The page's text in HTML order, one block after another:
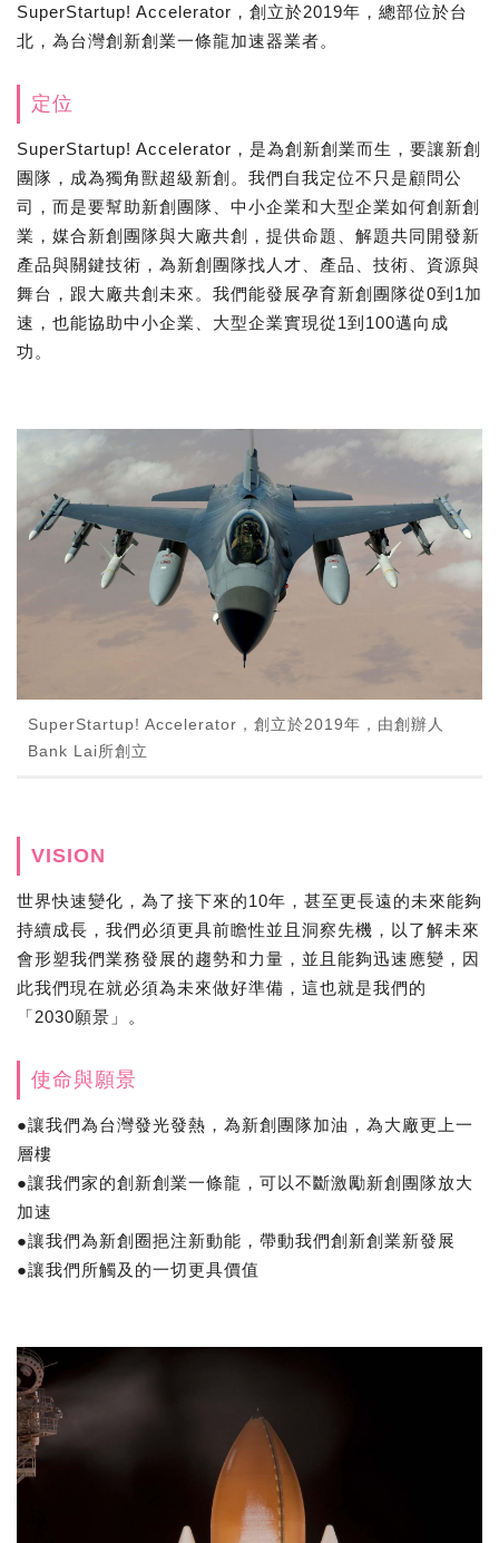
SuperStartup! Accelerator，創立於2019年，總部位於台
北，為台灣創新創業一條龍加速器業者。
定位
SuperStartup! Accelerator，是為創新創業而生，要讓新創
團隊，成為獨角獸超級新創。我們自我定位不只是顧問公
司，而是要幫助新創團隊、中小企業和大型企業如何創新創
業，媒合新創團隊與大廠共創，提供命題、解題共同開發新
產品與關鍵技術，為新創團隊找人才、產品、技術、資源與
舞台，跟大廠共創未來。我們能發展孕育新創團隊從0到1加
速，也能協助中小企業、大型企業實現從1到100邁向成
功。
SuperStartup! Accelerator，創立於2019年，由創辦人
Bank Lai所創立
VISION
世界快速變化，為了接下來的10年，甚至更長遠的未來能夠
持續成長，我們必須更具前瞻性並且洞察先機，以了解未來
會形塑我們業務發展的趨勢和力量，並且能夠迅速應變，因
此我們現在就必須為未來做好準備，這也就是我們的
「2030願景」。
使命與願景
●讓我們為台灣發光發熱，為新創團隊加油，為大廠更上一
層樓
●讓我們家的創新創業一條龍，可以不斷激勵新創團隊放大
加速
●讓我們為新創圈挹注新動能，帶動我們創新創業新發展
●讓我們所觸及的一切更具價值